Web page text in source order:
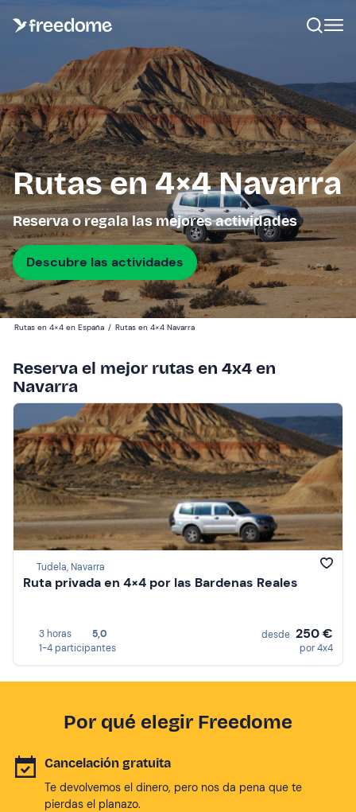
Rutas en 4×4 Navarra
Reserva o regala las mejores actividades
Descubre las actividades
Rutas en 4×4 en España / Rutas en 4×4 Navarra
Reserva el mejor rutas en 4x4 en
Navarra
Tudela, Navarra
Ruta privada en 4×4 por las Bardenas Reales
3 horas
5,0
1-4 participantes
desde 250 €
por 4x4
Por qué elegir Freedome
Cancelación gratuita
Te devolvemos el dinero, pero nos da pena que te
pierdas el planazo.